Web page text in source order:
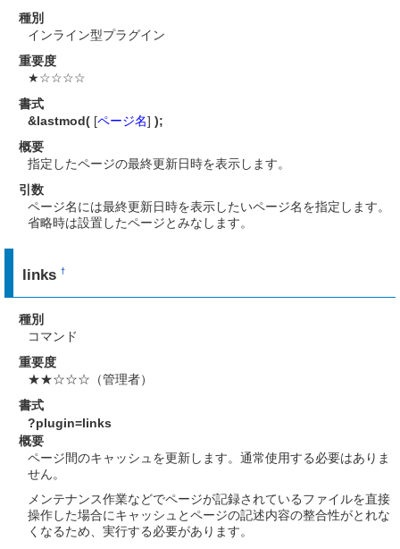
種別
インライン型プラグイン
重要度
★☆☆☆☆
書式
&lastmod( [ページ名] );
概要
指定したページの最終更新日時を表示します。
引数
ページ名には最終更新日時を表示したいページ名を指定します。
省略時は設置したページとみなします。
links†
種別
コマンド
重要度
★★☆☆☆（管理者）
書式
?plugin=links
概要
ページ間のキャッシュを更新します。通常使用する必要はありま
せん。
メンテナンス作業などでページが記録されているファイルを直接
操作した場合にキャッシュとページの記述内容の整合性がとれな
くなるため、実行する必要があります。